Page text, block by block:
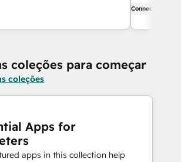
Connector
coleções para começar
coleções
Apps for
apps in this collection help